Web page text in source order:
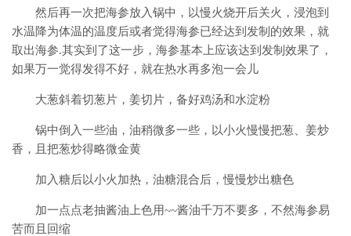
然后再一次把海参放入锅中，以慢火烧开后关火，浸泡到
水温降为体温的温度后或者觉得海参已经达到发制的效果，就
取出海参.其实到了这一步，海参基本上应该达到发制效果了，
如果万一觉得发得不好，就在热水再多泡一会儿
大葱斜着切葱片，姜切片，备好鸡汤和水淀粉
锅中倒入一些油，油稍微多一些，以小火慢慢把葱、姜炒
香，且把葱炒得略微金黄
加入糖后以小火加热，油糖混合后，慢慢炒出糖色
加一点点老抽酱油上色用~~酱油千万不要多，不然海参易
苦而且回缩